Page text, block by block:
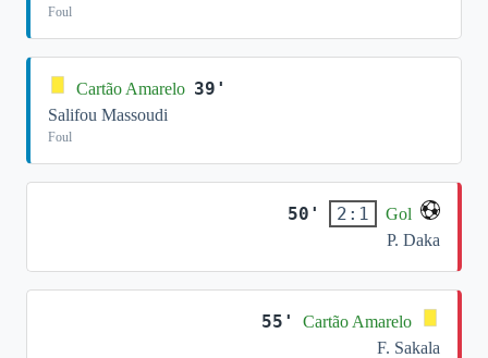
Foul
Cartão Amarelo 39'
Salifou Massoudi
Foul
50' 2:1
Gol
P. Daka
55'
Cartão Amarelo
F. Sakala